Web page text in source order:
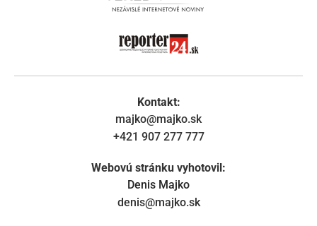
Kontakt:
majko@majko.sk
+421 907 277 777
Webovú stránku vyhotovil:
Denis Majko
denis@majko.sk